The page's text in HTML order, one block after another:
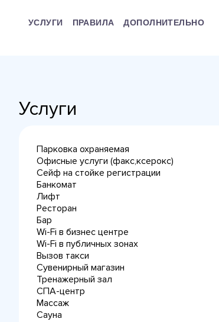
УСЛУГИ ПРАВИЛА ДОПОЛНИТЕЛЬНО
Услуги
Парковка охраняемая
Офисные услуги (факс,ксерокс)
Сейф на стойке регистрации
Банкомат
Лифт
Ресторан
Бар
Wi-Fi в бизнес центре
Wi-Fi в публичных зонах
Вызов такси
Сувенирный магазин
Тренажерный зал
СПА-центр
Массаж
Сауна